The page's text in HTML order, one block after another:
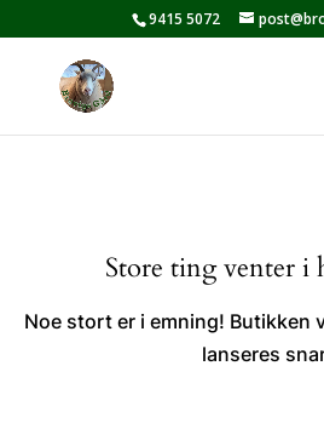
9415 5072
Store ting venter i
Noe stort er i emning! Butikken
lanseres